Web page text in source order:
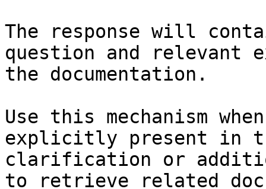
The response will
question and relevant
the documentation.
Use this mechanism
explicitly present in
clarification or